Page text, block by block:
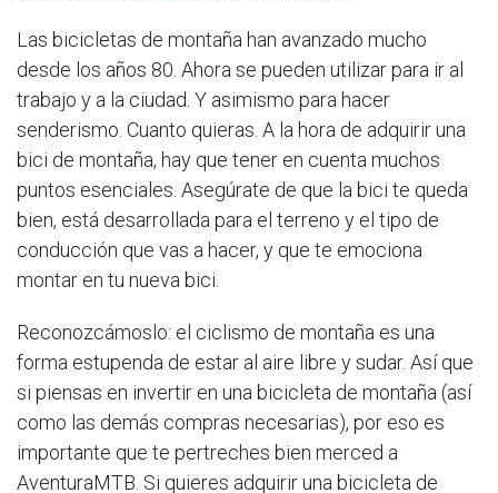
Las bicicletas de montaña han avanzado mucho
desde los años 80. Ahora se pueden utilizar para ir al
trabajo y a la ciudad. Y asimismo para hacer
senderismo. Cuanto quieras. A la hora de adquirir una
bici de montaña, hay que tener en cuenta muchos
puntos esenciales. Asegúrate de que la bici te queda
bien, está desarrollada para el terreno y el tipo de
conducción que vas a hacer, y que te emociona
montar en tu nueva bici.
Reconozcámoslo: el ciclismo de montaña es una
forma estupenda de estar al aire libre y sudar. Así que
si piensas en invertir en una bicicleta de montaña (así
como las demás compras necesarias), por eso es
importante que te pertreches bien merced a
AventuraMTB. Si quieres adquirir una bicicleta de